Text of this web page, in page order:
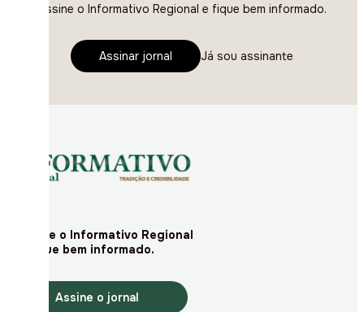
Assine o Informativo Regional e fique bem informado.
Assinar jornal Já sou assinante
Assine o Informativo Regional
e fique bem informado.
Assine o jornal